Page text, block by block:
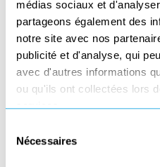
médias sociaux et
partageons également des
notre site avec nos
publicité et d'analyse, qui
avec d'autres informations
ou qu'ils ont collectées lors
services.
Nécessaires
parcs de loisir.
Depuis sa création, le groupe
s’est considérablement
marques : A2I, CLS
À PROPOS DE